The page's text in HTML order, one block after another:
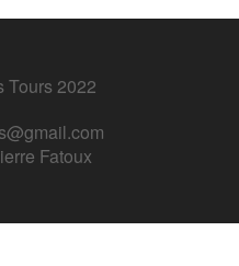
2022
Fatoux